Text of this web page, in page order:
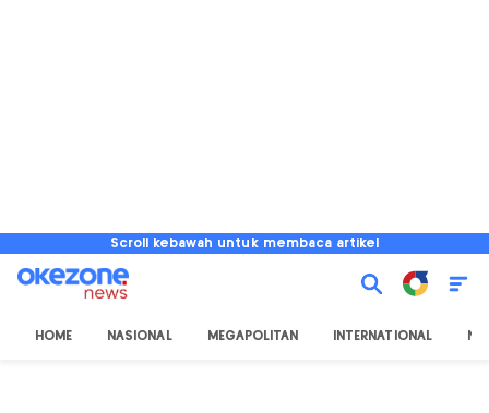
Scroll kebawah untuk membaca artikel
HOME NASIONAL MEGAPOLITAN INTERNATIONAL